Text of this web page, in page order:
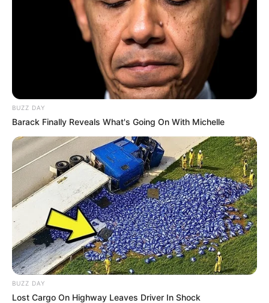
BUZZ DAY
Barack Finally Reveals What's Going On With Michelle
BUZZ DAY
Lost Cargo On Highway Leaves Driver In Shock